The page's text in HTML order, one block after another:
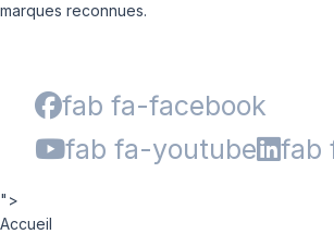
marques reconnues.
fab fa-facebook
fab fa-youtube
fab
">
Accueil